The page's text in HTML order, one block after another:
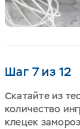
Шаг 7 из 12
Скатайте из
количество
клецек